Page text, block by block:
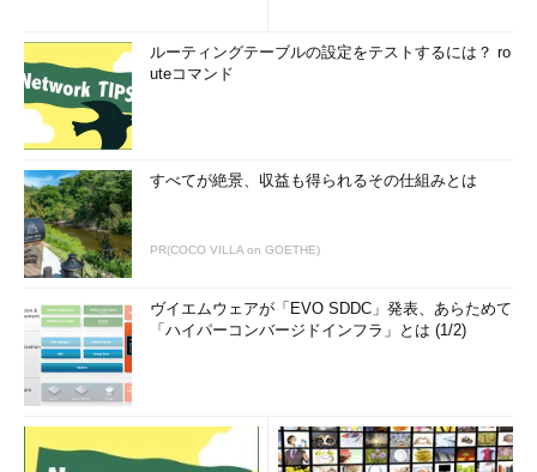
ルーティングテーブルの設定をテストするには？ ro
uteコマンド
すべてが絶景、収益も得られるその仕組みとは
PR(COCO VILLA on GOETHE)
ヴイエムウェアが「EVO SDDC」発表、あらためて
「ハイパーコンバージドインフラ」とは (1/2)